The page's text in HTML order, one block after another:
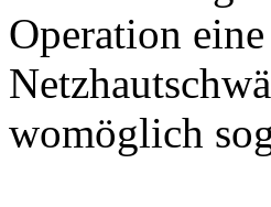
Operation
womöglich